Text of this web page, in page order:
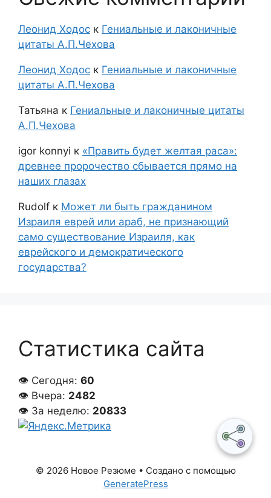
Леонид Ходос к Гениальные и лаконичные
цитаты А.П.Чехова
Леонид Ходос к Гениальные и лаконичные
цитаты А.П.Чехова
Татьяна к Гениальные и лаконичные цитаты
А.П.Чехова
igor konnyi к «Править будет желтая раса»:
древнее пророчество сбывается прямо на
наших глазах
Rudolf к Может ли быть гражданином
Израиля еврей или араб, не признающий
само существование Израиля, как
еврейского и демократического
государства?
Статистика сайта
👁 Сегодня: 60
👁 Вчера: 2482
👁 За неделю: 20833
© 2026 Новое Резюме • Создано с помощью
GeneratePress